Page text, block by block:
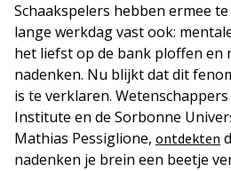
Schaakspelers hebben ermee
lange werkdag vast ook:
het liefst op de bank ploffen en
nadenken. Nu blijkt dat dit
is te verklaren.
Institute en de Sorbonne
Mathias Pessiglione, ontdekten
nadenken je brein een beetje